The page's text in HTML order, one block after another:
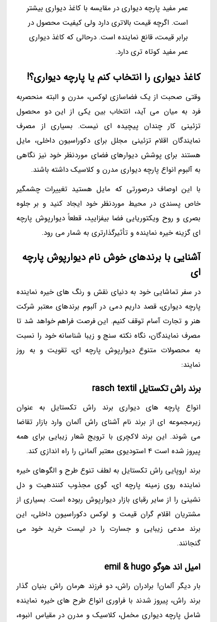
عمر مفید پارچه دیواری در مقایسه با کاغذ دیواری بیشتر
است. اگرچه قیمت بالاتری دارد ولی کیفیت محصول در
برابر قیمت، قانع نماینده است. درحالی که کاغذ دیواری
عمر مفید کوتاه تری دارد.
کاغذ دیواری را انتخاب کنم یا پارچه دیواری؟!
وقتی صحبت از یک فضاسازی لوکس، مدرن و البته منحصربه
فرد به میان می آید، انتخاب بین یکی از این دو محصول
تزئینی کار چندان پیچیده ای نیست. بسیاری از مصرف
نمایندگان اقلام تزئینی مجلل برای دکوراسیون داخلی، مایل
هستند برای پوشش دیوارهای فضای موردنظر خود نیز نگاهی
به آلبوم انواع پارچه دیواری مدرن و کلاسیک داشته باشند.
با این اوصاف درصورتی که مایل هستید تغییرات چشمگیر
خاص پسندی در محیط موردنظر خود ایجاد کنید و بر جلوه
بصری و روح ویکتوریایی فضا بیفزایید، قطعاً دیوارپوش پارچه
ای گزینه خیره نماینده و تأثیرگذارتری به شمار می رود.
آشنایی با برندهای خوش نام دیوارپوش پارچه
ای
در سفر تماشایی خود به دنیای نقش و رنگ های خیره نماینده
پارچه دیواری، قصد داریم دمی در آلبوم برندهای معتبر شرکت
هنر و تجارت آسام توقف کنیم. این فرصت فراهم خواهد شد تا
مصرف نمایندگان، نگاه نکته سنج و زیبا شناسانه خود را نسبت
به محصولات متنوع دیوارپوش پارچه ای، تقویت و به روز
نمایند:
برند راش تکستایل rasch textil
انواع پارچه های دیواری برند راش تکستایل به عنوان
زیرمجموعه ای از برند نام آشنای راش آلمان وارد بازار تقاضا
می شوند. این برند لاکچری با ترویج شعار زیبایی برای همه
پیروز شده است 4 استودیوی معتبر آلمانی را راه اندازی کند.
برند اروپایی راش تکستایل به لطف تنوع طرح و الگوهای خیره
نماینده روی زمینه پارچه ای، گوی مجذوب کنندهیت و دل
نشینی را از سایر رقبای بازار دیوارپوش ربوده است. بسیاری از
مشتریان اقلام گران قیمت و لوکس دکوراسیون داخلی، این
برند مدعی زیبایی و جسارت را در لیست خرید خود می
گنجانند.
امیل اند هوگو emil & hugo
بار دیگر آلمان! برادران راش، دو فرزند هرمان راش بنیان گذار
برند راش، پیروز شدند با فراوری انواع طرح های خیره نماینده
شامل پارچه دیواری مخمل، کلاسیک و مدرن در مقیاس انبوه،